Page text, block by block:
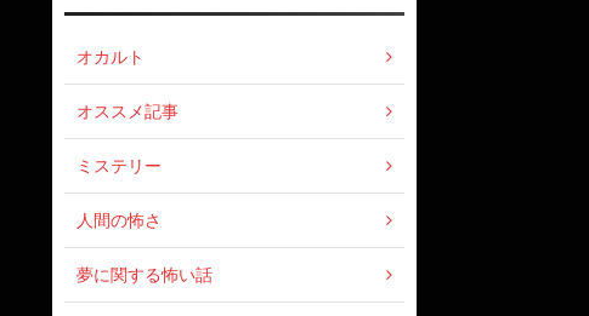
オカルト
オススメ記事
ミステリー
人間の怖さ
夢に関する怖い話